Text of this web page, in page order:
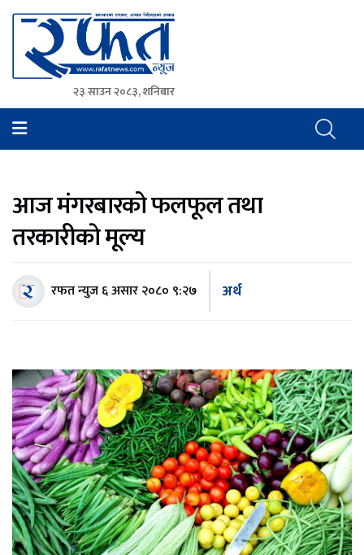
Rafat News
समाचारको रफ्तार, आवाज बिहिनहरुको आवाज
२३ साउन २०८३, शनिबार
आज मंगरबारको फलफूल तथा
तरकारीकाे मूल्य
रफत न्युज६ असार २०८० ९:२७ अर्थ